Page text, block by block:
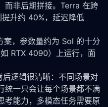
而非后期拼接。Terra 在跨
升约 40%，延迟降低
，参数量约为 Sol 的十分
RTX 4090）上运行，面
逻辑很清晰：不同场景对
统一只会让每个场景都不满
考能力， 多模态任务需要原